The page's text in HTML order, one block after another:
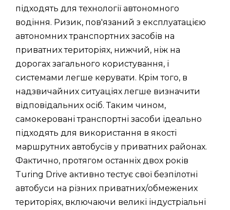
підходять для технології автономного
водіння. Ризик, пов'язаний з експлуатацією
автономних транспортних засобів на
приватних територіях, нижчий, ніж на
дорогах загального користування, і
системами легше керувати. Крім того, в
надзвичайних ситуаціях легше визначити
відповідальних осіб. Таким чином,
самокеровані транспортні засоби ідеально
підходять для використання в якості
маршрутних автобусів у приватних районах.
Фактично, протягом останніх двох років
Turing Drive активно тестує свої безпілотні
автобуси на різних приватних/обмежених
територіях, включаючи великі індустріальні